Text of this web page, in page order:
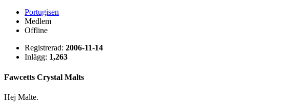
Portugisen
Medlem
Offline
Registrerad: 2006-11-14
Inlägg: 1,263
Fawcetts Crystal Malts
Hej Malte.